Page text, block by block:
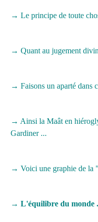
→ Le principe de toute
→ Quant au jugement
→ Faisons un aparté dans
→ Ainsi la Maât en
Gardiner ...
→ Voici une graphie de la
→ L'équilibre du monde